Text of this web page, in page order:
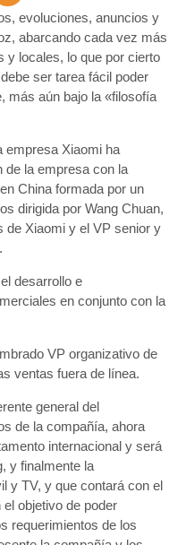
área
y
TV
evoluciones, anuncios y
abarcando cada vez más
y locales, lo que por cierto
ser tarea fácil poder
más aún bajo la «filosofía
empresa Xiaomi ha
de la empresa con la
China formada por un
dirigida por Wang Chuan,
de Xiaomi y el VP senior y
desarrollo e
en conjunto con la
VP organizativo de
ventas fuera de línea.
general del
de la compañía, ahora
internacional y será
y finalmente la
y TV, y que contará con el
objetivo de poder
requerimientos de los